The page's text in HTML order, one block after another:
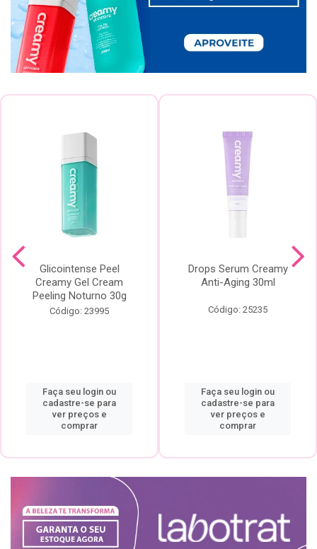
Glicointense Peel
Creamy Gel Cream
Peeling Noturno 30g
Código: 23995
Faça seu login ou
cadastre-se para
ver preços e
comprar
Drops Serum Creamy
Anti-Aging 30ml
Código: 25235
Faça seu login ou
cadastre-se para
ver preços e
comprar